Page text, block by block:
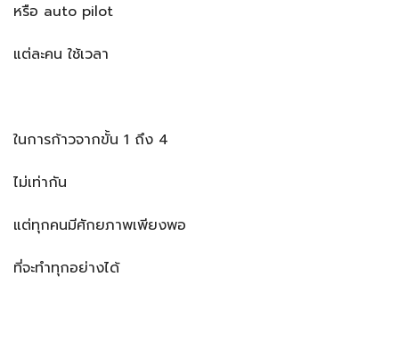
หรือ auto pilot
แต่ละคน ใช้เวลา
ในการก้าวจากขั้น 1 ถึง 4
ไม่เท่ากัน
แต่ทุกคนมีศักยภาพเพียงพอ
ที่จะทำทุกอย่างได้